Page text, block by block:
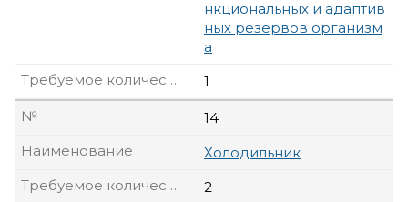
нкциональных и адаптив
ных резервов организм
а
1
Требуемое количество, шт
14
№
Холодильник
Наименование
2
Требуемое количество, шт